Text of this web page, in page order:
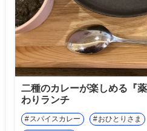
二種のカレーが楽しめる『
わりランチ
スパイスカレー おひとりさま